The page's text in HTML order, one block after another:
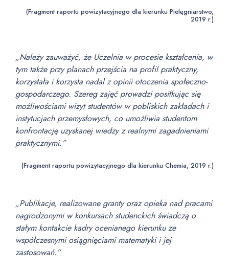
(Fragment raportu powizytacyjnego dla kierunku Pielęgniarstwo,
2019 r.)
„Należy zauważyć, że Uczelnia w procesie kształcenia, w
tym także przy planach przejścia na profil praktyczny,
korzystała i korzysta nadal z opinii otoczenia społeczno-
gospodarczego. Szereg zajęć prowadzi posiłkując się
możliwościami wizyt studentów w pobliskich zakładach i
instytucjach przemysłowych, co umożliwia studentom
konfrontację uzyskanej wiedzy z realnymi zagadnieniami
praktycznymi.”
(Fragment raportu powizytacyjnego dla kierunku Chemia, 2019 r.)
„Publikacje, realizowane granty oraz opieka nad pracami
nagrodzonymi w konkursach studenckich świadczą o
stałym kontakcie kadry ocenianego kierunku ze
współczesnymi osiągnięciami matematyki i jej
zastosowań.”